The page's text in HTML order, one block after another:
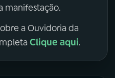
manifestação.
a Ouvidoria da
Clique aqui.